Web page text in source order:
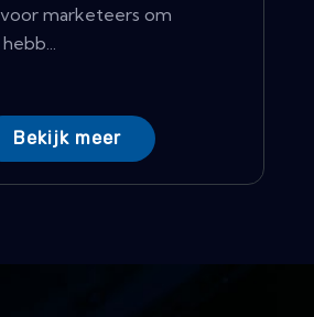
marketeers om
Bekijk meer